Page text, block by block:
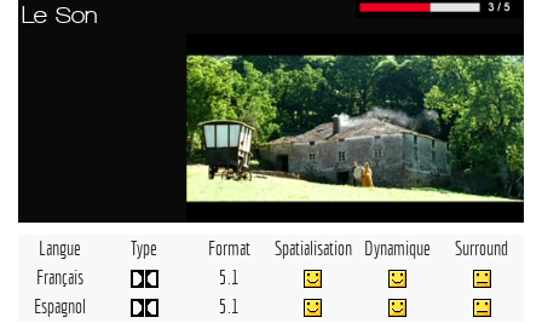
Le Son
Langue Type Format Spatialisation Dynamique
Surround
Français
5.1
Espagnol
5.1